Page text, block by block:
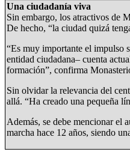
Una ciudadanía viva
Sin embargo, los atractivos de
De hecho, “la ciudad quizá
“Es muy importante el impulso
entidad ciudadana– cuenta
formación”, confirma
Sin olvidar la relevancia del
allá. “Ha creado una pequeña
Además, se debe mencionar el
marcha hace 12 años, siendo